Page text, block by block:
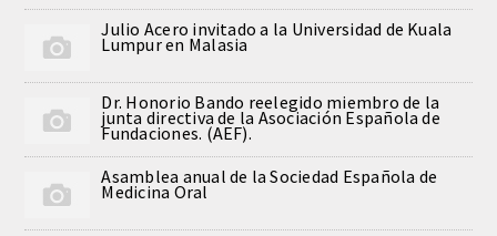
PREVENCION,PROMOCION DE LA
SALUD Y GESTION NUEVAS
ESTOMATOLOGIA MEDICO-
ODONTOLOGIA CONSERVADORA
Julio Acero invitado a la Universidad de Kuala
Lumpur en Malasia
Dr. Honorio Bando reelegido miembro de la
junta directiva de la Asociación Española de
Fundaciones. (AEF).
Asamblea anual de la Sociedad Española de
Medicina Oral